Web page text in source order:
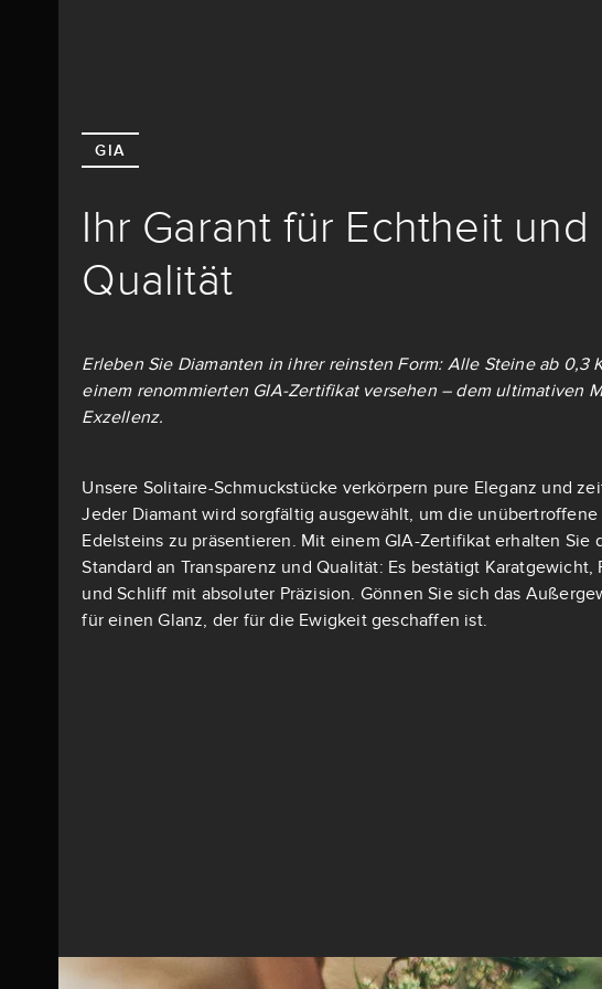
GIA
Ihr Garant für Echtheit und
Qualität
Erleben Sie Diamanten in ihrer reinsten Form: Alle Steine ab 0,3
einem renommierten GIA-Zertifikat versehen – dem ultimativen
Exzellenz.
Unsere Solitaire-Schmuckstücke verkörpern pure Eleganz und
Jeder Diamant wird sorgfältig ausgewählt, um die
Edelsteins zu präsentieren. Mit einem GIA-Zertifikat erhalten Sie
Standard an Transparenz und Qualität: Es bestätigt Karatgewicht,
und Schliff mit absoluter Präzision. Gönnen Sie sich das
für einen Glanz, der für die Ewigkeit geschaffen ist.